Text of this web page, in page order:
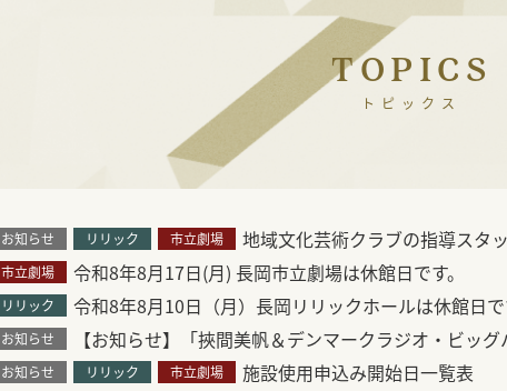
TOPICS
トピックス
お知らせ リリック 市立劇場
地域文化芸術クラブの指導スタ
市立劇場
令和8年8月17日(月) 長岡市立劇場は休館日です。
リリック
令和8年8月10日（月）長岡リリックホールは休館日で
お知らせ
【お知らせ】「挾間美帆＆デンマークラジオ・ビッ
お知らせ リリック 市立劇場
施設使用申込み開始日一覧表